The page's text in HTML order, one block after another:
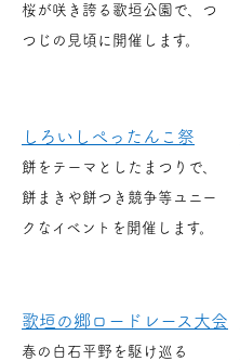
桜が咲き誇る歌垣公園で、つ
つじの見頃に開催します。
しろいしぺったんこ祭
餅をテーマとしたまつりで、
餅まきや餅つき競争等ユニー
クなイベントを開催します。
歌垣の郷ロードレース大会
春の白石平野を駆け巡る